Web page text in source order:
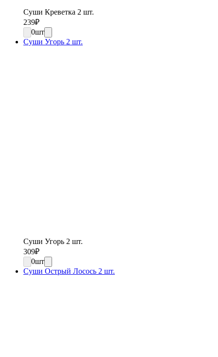
Суши Креветка 2 шт.
239₽
0шт
Суши Угорь 2 шт.
Суши Угорь 2 шт.
309₽
0шт
Суши Острый Лосось 2 шт.